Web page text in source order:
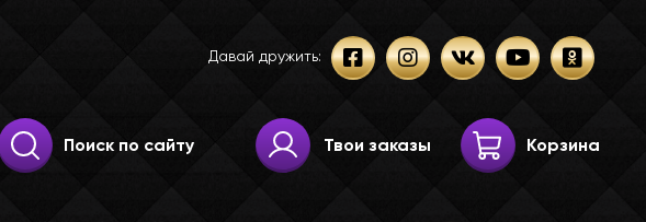
Давай дружить:
Искать:
Поиск
Твои заказы Корзина